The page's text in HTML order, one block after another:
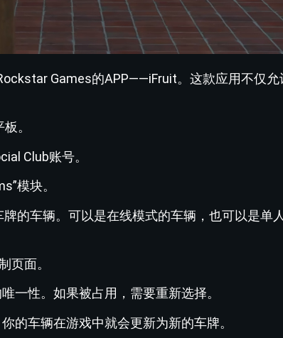
Games的APP——iFruit。这款应用不仅允
。
Club账号。
模块。
的车辆。可以是在线模式的车辆，也可以是单
页面。
一性。如果被占用，需要重新选择。
的车辆在游戏中就会更新为新的车牌。